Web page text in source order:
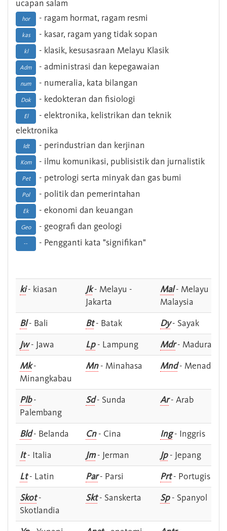
ucapan salam
hor - ragam hormat, ragam resmi
kas - kasar, ragam yang tidak sopan
kl - klasik, kesusasraan Melayu Klasik
Adm - administrasi dan kepegawaian
num - numeralia, kata bilangan
Dok - kedokteran dan fisiologi
El
- elektronika, kelistrikan dan teknik
elektronika
Idt - perindustrian dan kerjinan
Kom - ilmu komunikasi, publisistik dan jurnalistik
Pet - petrologi serta minyak dan gas bumi
Pol - politik dan pemerintahan
Ek - ekonomi dan keuangan
Geo - geografi dan geologi
-- - Pengganti kata "signifikan"
ki- kiasan Jk- Melayu -
Jakarta
Mal- Melayu -
Malaysia
Bl- Bali Bt- Batak Dy- Sayak
Jw- Jawa Lp- Lampung Mdr- Madura
Mk-
Minangkabau
Mn- Minahasa Mnd- Menado
Plb-
Palembang
Sd- Sunda Ar- Arab
Bld- Belanda Cn- Cina Ing- Inggris
It- Italia Jm- Jerman Jp- Jepang
Lt- Latin Par- Parsi Prt- Portugis
Skot-
Skotlandia
Skt- Sanskerta Sp- Spanyol